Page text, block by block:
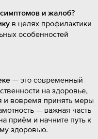
и жалоб?
в целях профилактики
особенностей
— это современный
на здоровье,
и вовремя принять меры
— важная часть
приём и начните путь к
здоровью.